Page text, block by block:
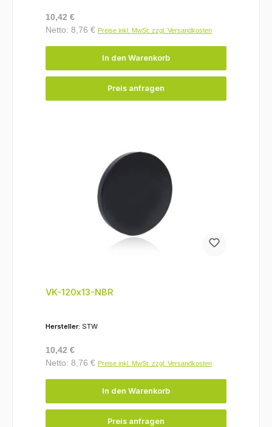
Regulärer Preis:
10,42 €
Netto: 8,76 € Preise inkl. MwSt. zzgl. Versandkosten
In den Warenkorb
Preis anfragen
VK-120x13-NBR
Hersteller: STW
Regulärer Preis:
10,42 €
Netto: 8,76 € Preise inkl. MwSt. zzgl. Versandkosten
In den Warenkorb
Preis anfragen